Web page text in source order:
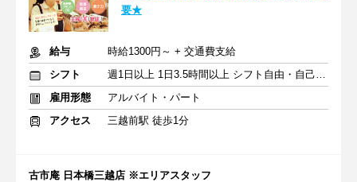
要★
給与
時給1300円～ + 交通費支給
シフト
週1日以上 1日3.5時間以上 シフト自由・自己申告
雇用形態
アルバイト・パート
アクセス
三越前駅 徒歩1分
古市庵 日本橋三越店 ※エリアスタッフ